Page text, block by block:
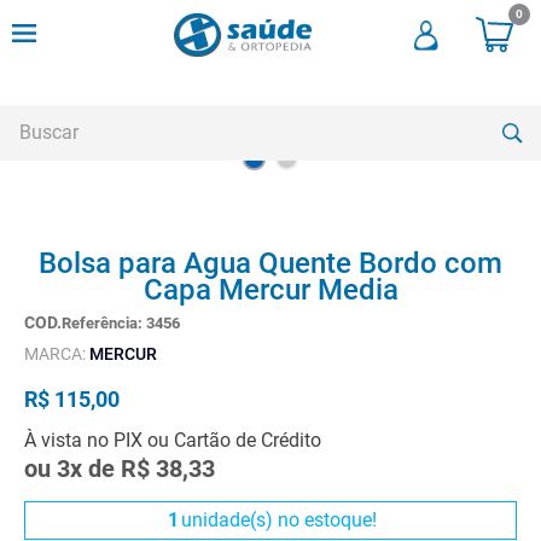
0
Bolsa para Agua Quente Bordo com
Capa Mercur Media
Referência: 3456
MARCA: MERCUR
R$ 115,00
À vista no PIX ou Cartão de Crédito
ou 3x de R$ 38,33
1 unidade(s) no estoque!
andadores
meia compressao
3º
cadeira higienica
4º
cadeira rodas
5º
munique
6º
muleta